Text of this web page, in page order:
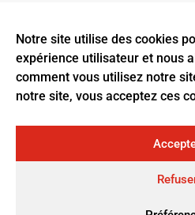
Notre site utilise des cookies
expérience utilisateur et nous
comment vous utilisez notre
notre site, vous acceptez ces
Droit pénal
Recouvrement de créance
Litige contractuel
Tous droits réservés ELIGE